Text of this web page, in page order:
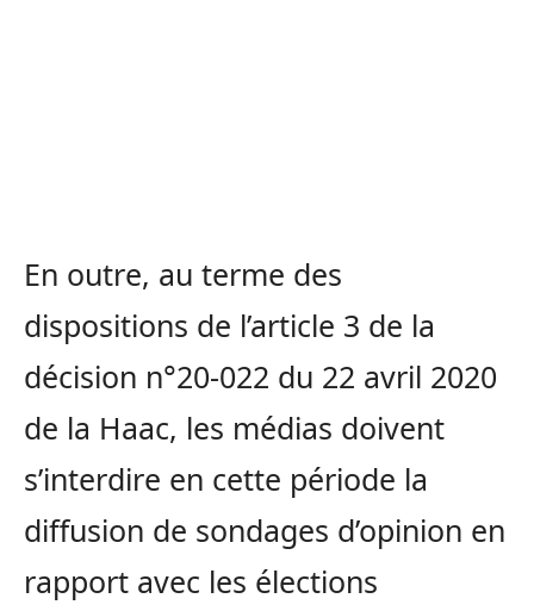
En outre, au terme des
dispositions de l’article 3 de la
décision n°20-022 du 22 avril 2020
de la Haac, les médias doivent
s’interdire en cette période la
diffusion de sondages d’opinion en
rapport avec les élections